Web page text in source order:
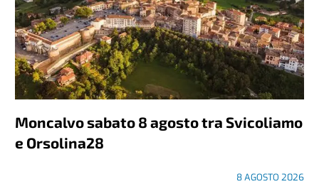
Moncalvo sabato 8 agosto tra Svicoliamo
e Orsolina28
8 AGOSTO 2026